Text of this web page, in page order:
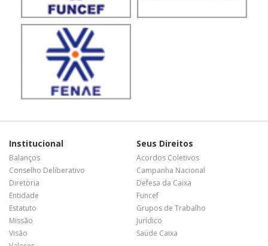
Institucional
Balanços
Conselho Deliberativo
Diretoria
Entidade
Estatuto
Missão
Visão
Seus Direitos
Acordos Coletivos
Campanha Nacional
Defesa da Caixa
Funcef
Grupos de Trabalho
Jurídico
Saúde Caixa